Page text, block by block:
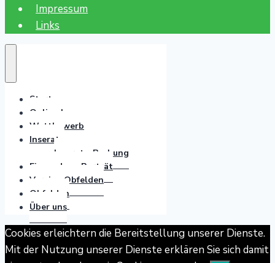
Impressum
Links
Start
Online lesen
Wettbewerb
Inserate
Inserate-Buchung
Einsendung Porträt
Vereine Obfelden
Obfelden
Über uns
Cookies erleichtern die Bereitstellung unserer Dienste.
Mit der Nutzung unserer Dienste erklären Sie sich damit